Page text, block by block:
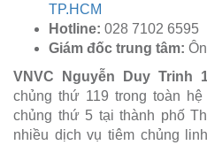
TP.HCM
Hotline: 028 7102 6595
Giám đốc trung tâm:
VNVC Nguyễn Duy Trinh
chủng thứ 119 trong toàn
chủng thứ 5 tại thành phố
nhiều dịch vụ tiêm chủng